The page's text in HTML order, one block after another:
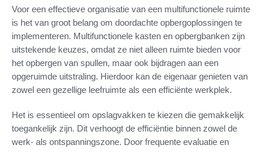
Voor een effectieve organisatie van een multifunctionele ruimte
is het van groot belang om doordachte opbergoplossingen te
implementeren. Multifunctionele kasten en opbergbanken zijn
uitstekende keuzes, omdat ze niet alleen ruimte bieden voor
het opbergen van spullen, maar ook bijdragen aan een
opgeruimde uitstraling. Hierdoor kan de eigenaar genieten van
zowel een gezellige leefruimte als een efficiënte werkplek.
Het is essentieel om opslagvakken te kiezen die gemakkelijk
toegankelijk zijn. Dit verhoogt de efficiëntie binnen zowel de
werk- als ontspanningszone. Door frequente evaluatie en